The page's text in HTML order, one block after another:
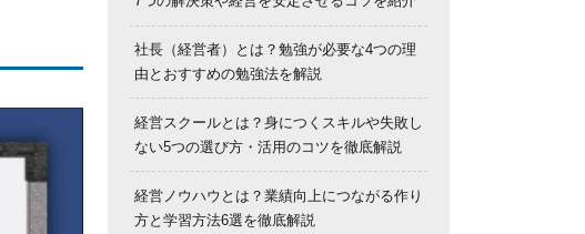
社長（経営者）とは？勉強が必要な4つの理
由とおすすめの勉強法を解説
経営スクールとは？身につくスキルや失敗し
ない5つの選び方・活用のコツを徹底解説
経営ノウハウとは？業績向上につながる作り
方と学習方法6選を徹底解説